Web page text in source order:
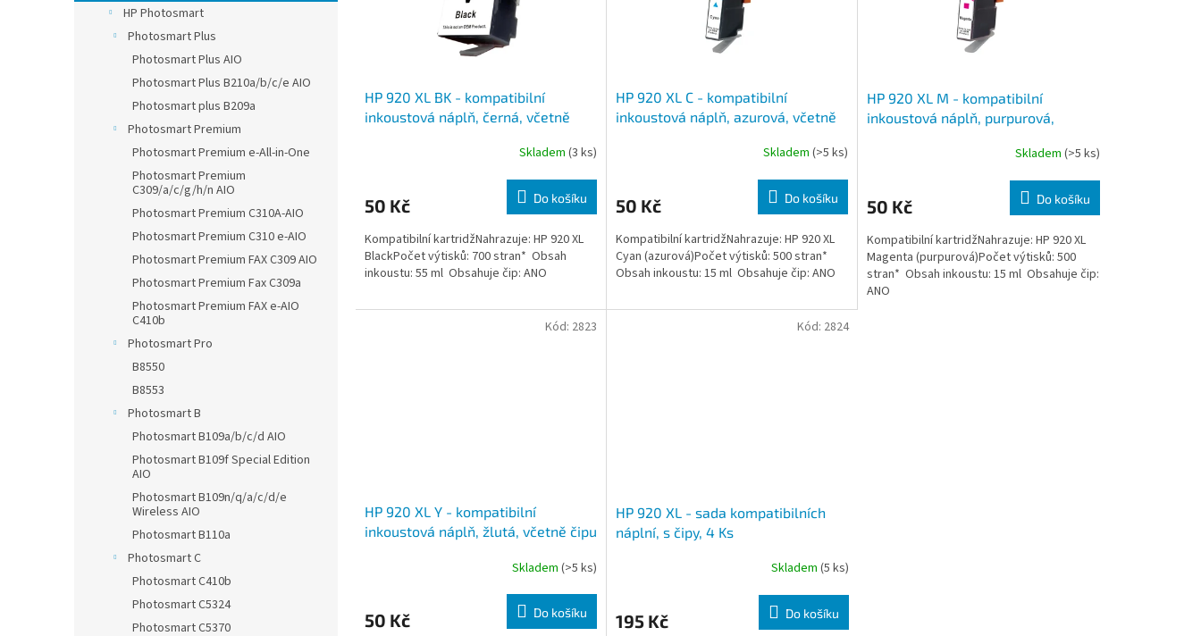
HP Photosmart
Photosmart Plus
Photosmart Plus AIO
Photosmart Plus B210a/b/c/e AIO
Photosmart plus B209a
Photosmart Premium
Photosmart Premium e-All-in-One
Photosmart Premium
C309/a/c/g/h/n AIO
Photosmart Premium C310A-AIO
Photosmart Premium C310 e-AIO
Photosmart Premium FAX C309 AIO
Photosmart Premium Fax C309a
Photosmart Premium FAX e-AIO
C410b
Photosmart Pro
B8550
B8553
Photosmart B
Photosmart B109a/b/c/d AIO
Photosmart B109f Special Edition
AIO
Photosmart B109n/q/a/c/d/e
Wireless AIO
Photosmart B110a
Photosmart C
Photosmart C410b
Photosmart C5324
Photosmart C5370
HP 920 XL BK - kompatibilní
inkoustová náplň, černá, včetně
Skladem (3 ks)
50 Kč Do košíku
Kompatibilní kartridžNahrazuje: HP 920 XL
BlackPočet výtisků: 700 stran* Obsah
inkoustu: 55 ml Obsahuje čip: ANO
HP 920 XL C - kompatibilní
inkoustová náplň, azurová, včetně
Skladem (>5 ks)
50 Kč Do košíku
Kompatibilní kartridžNahrazuje: HP 920 XL
Cyan (azurová)Počet výtisků: 500 stran*
Obsah inkoustu: 15 ml Obsahuje čip: ANO
HP 920 XL M - kompatibilní
inkoustová náplň, purpurová,
Skladem (>5 ks)
50 Kč Do košíku
Kompatibilní kartridžNahrazuje: HP 920 XL
Magenta (purpurová)Počet výtisků: 500
stran* Obsah inkoustu: 15 ml Obsahuje čip:
ANO
HP 920 XL Y - kompatibilní
inkoustová náplň, žlutá, včetně čipu
Skladem (>5 ks)
50 Kč Do košíku
Kód: 2823
HP 920 XL - sada kompatibilních
náplní, s čipy, 4 Ks
Skladem (5 ks)
195 Kč Do košíku
Kód: 2824